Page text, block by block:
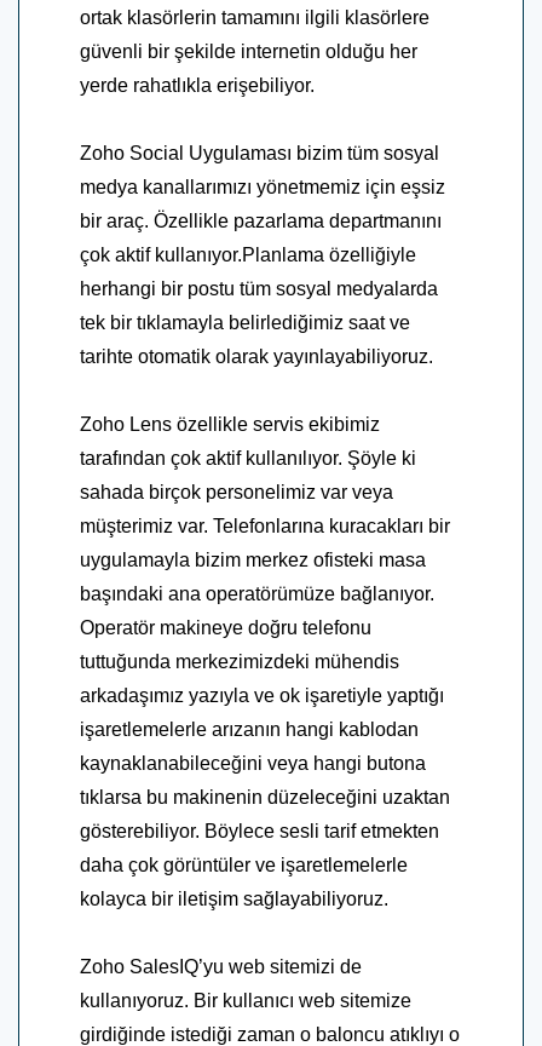
ortak klasörlerin tamamını ilgili klasörlere
güvenli bir şekilde internetin olduğu her
yerde rahatlıkla erişebiliyor.
Zoho Social Uygulaması bizim tüm sosyal
medya kanallarımızı yönetmemiz için eşsiz
bir araç. Özellikle pazarlama departmanını
çok aktif kullanıyor.Planlama özelliğiyle
herhangi bir postu tüm sosyal medyalarda
tek bir tıklamayla belirlediğimiz saat ve
tarihte otomatik olarak yayınlayabiliyoruz.
Zoho Lens özellikle servis ekibimiz
tarafından çok aktif kullanılıyor. Şöyle ki
sahada birçok personelimiz var veya
müşterimiz var. Telefonlarına kuracakları bir
uygulamayla bizim merkez ofisteki masa
başındaki ana operatörümüze bağlanıyor.
Operatör makineye doğru telefonu
tuttuğunda merkezimizdeki mühendis
arkadaşımız yazıyla ve ok işaretiyle yaptığı
işaretlemelerle arızanın hangi kablodan
kaynaklanabileceğini veya hangi butona
tıklarsa bu makinenin düzeleceğini uzaktan
gösterebiliyor. Böylece sesli tarif etmekten
daha çok görüntüler ve işaretlemelerle
kolayca bir iletişim sağlayabiliyoruz.
Zoho SalesIQ’yu web sitemizi de
kullanıyoruz. Bir kullanıcı web sitemize
girdiğinde istediği zaman o baloncu atıklıyı o